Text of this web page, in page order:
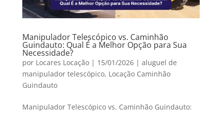
Manipulador Telescópico vs. Caminhão
Guindauto: Qual É a Melhor Opção para Sua
Necessidade?
por Locares Locação| 15/01/2026| aluguel de
manipulador telescópico, Locação Caminhão
Guindauto
Manipulador Telescópico vs. Caminhão Guindauto: